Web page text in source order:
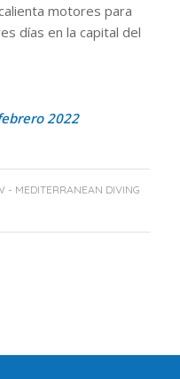
motores para
días en la capital del
2022
- MEDITERRANEAN DIVING